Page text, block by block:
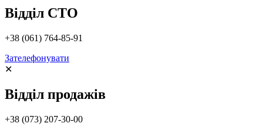
Відділ СТО
+38 (061) 764-85-91
Зателефонувати
✕
Відділ продажів
+38 (073) 207-30-00